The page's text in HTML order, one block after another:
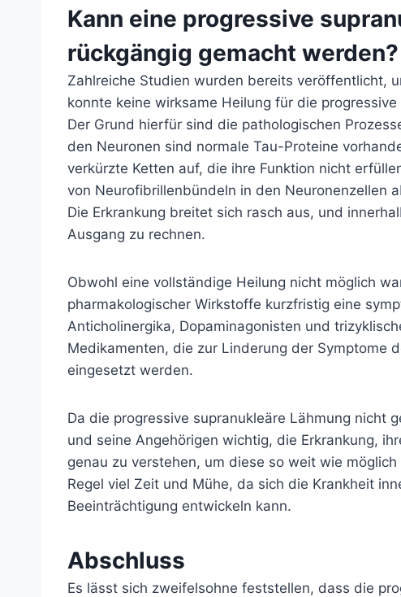
Kann eine progressive
rückgängig gemacht werden?
Zahlreiche Studien wurden bereits veröffentlicht,
konnte keine wirksame Heilung für die
Der Grund hierfür sind die pathologischen
den Neuronen sind normale Tau-Proteine
verkürzte Ketten auf, die ihre Funktion nicht
von Neurofibrillenbündeln in den Neuronenzellen
Die Erkrankung breitet sich rasch aus, und
Ausgang zu rechnen.
Obwohl eine vollständige Heilung nicht möglich
pharmakologischer Wirkstoffe kurzfristig eine
Anticholinergika, Dopaminagonisten und
Medikamenten, die zur Linderung der Symptome
eingesetzt werden.
Da die progressive supranukleäre Lähmung nicht
und seine Angehörigen wichtig, die Erkrankung,
genau zu verstehen, um diese so weit wie
Regel viel Zeit und Mühe, da sich die Krankheit
Beeinträchtigung entwickeln kann.
Abschluss
Es lässt sich zweifelsohne feststellen, dass die